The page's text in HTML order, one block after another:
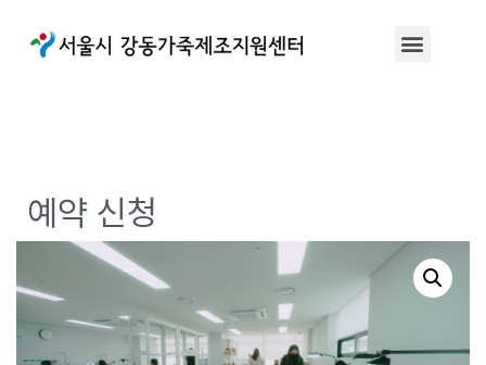
예약 신청